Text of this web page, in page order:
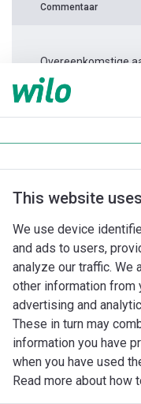
This website
We use device
and ads to users,
analyze our traffic.
other information from
advertising and
These in turn may
information you have
when you have used
Read more about how
Commentaar
Overeenkomstige
Productinformatie
Imprint